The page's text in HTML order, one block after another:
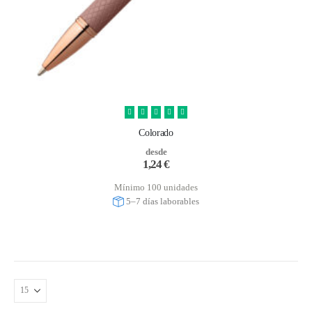
Colorado
desde
1,24€
Mínimo 100 unidades
5–7 días laborables